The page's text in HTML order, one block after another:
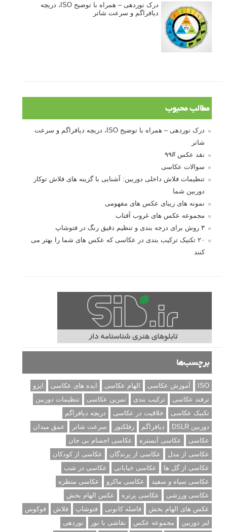
درک نوردهی – همراه با توضیح ISO، دریچه
دیافراگم و سرعت شاتر
مطالب محبوب
درک نوردهی – همراه با توضیح ISO، دریچه دیافراگم و سرعت
شاتر
نقد عکس #۹۹
سوالات عکاسی
تنظیمات فلاش داخلی دوربین: آشنایی با گزینه های فلاش توکار
دوربین شما
نمونه های زیبای عکس های مفهومی
مجموعه عکس های غروب آفتاب
۳ روش برای درجه بندی و تنظیم دقیق رنگ در فتوشاپ
۲۰ تکنیک ترکیب بندی در عکاسی که عکس های شما را بهتر می
کنند
برچسب‌ها
ISO آموزش عکاسی الهام عکاسی ایده های عکاسی
ایزو
ترفند عکاسی
ترکیب بندی تمرین عکاسی
تنظیمات دوربین
تکنیک عکاسی
خلاقیت در عکاسی
دریچه دیافراگم
دوربین DSLR
دیافراگم رفلکتور سرعت شاتر
عمق میدان
عکاسی
عکاسی آبستره
عکاسی اجسام بی جان
عکاسی از مدل
عکاسی از پرندگان
عکاسی از کودکان
عکاسی از گل ها
عکاسی خیابانی
عکاسی در شب
عکاسی سیاه و سفید
عکاسی ماکرو
عکاسی منظره
عکاسی ورزشی
عکاسی پرتره
عکس الهام بخش
عکس های الهام بخش
فاصله کانونی فتوشاپ فلاش
فوکوس
لنز دوربین
مجموعه عکس نقاشی با نور
نوردهی